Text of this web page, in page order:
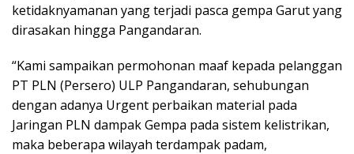
ketidaknyamanan yang terjadi pasca gempa Garut yang
dirasakan hingga Pangandaran.
“Kami sampaikan permohonan maaf kepada pelanggan
PT PLN (Persero) ULP Pangandaran, sehubungan
dengan adanya Urgent perbaikan material pada
Jaringan PLN dampak Gempa pada sistem kelistrikan,
maka beberapa wilayah terdampak padam,